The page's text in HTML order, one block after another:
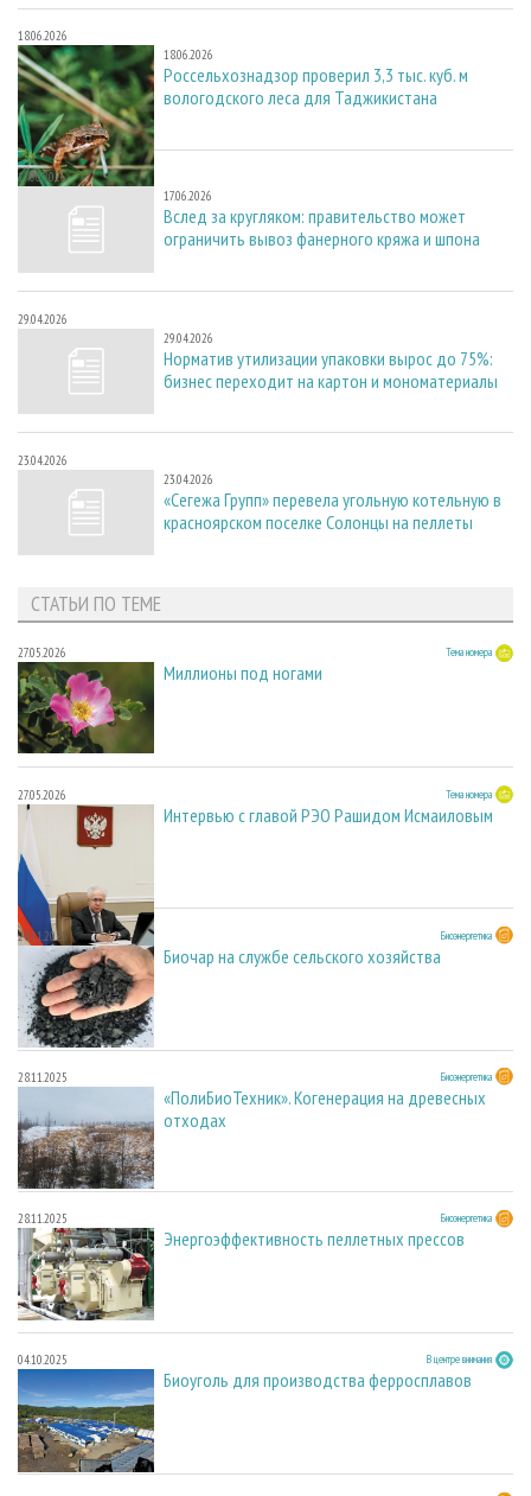
18.06.2026
18.06.2026
Россельхознадзор проверил 3,3 тыс. куб. м
вологодского леса для Таджикистана
17.06.2026
17.06.2026
Вслед за кругляком: правительство может
ограничить вывоз фанерного кряжа и шпона
29.04.2026
29.04.2026
Норматив утилизации упаковки вырос до 75%:
бизнес переходит на картон и мономатериалы
23.04.2026
23.04.2026
«Сегежа Групп» перевела угольную котельную в
красноярском поселке Солонцы на пеллеты
СТАТЬИ ПО ТЕМЕ
27.05.2026 Тема номера
Миллионы под ногами
27.05.2026 Тема номера
Интервью с главой РЭО Рашидом Исмаиловым
28.11.2025 Биоэнергетика
Биочар на службе сельского хозяйства
28.11.2025 Биоэнергетика
«ПолиБиоТехник». Когенерация на древесных
отходах
28.11.2025 Биоэнергетика
Энергоэффективность пеллетных прессов
04.10.2025 В центре внимания
Биоуголь для производства ферросплавов